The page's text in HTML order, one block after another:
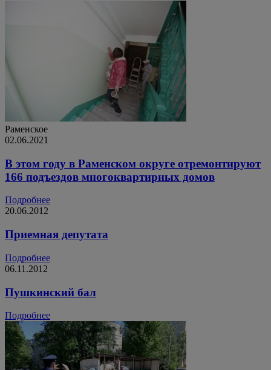
Раменское
02.06.2021
В этом году в Раменском округе отремонтируют
166 подъездов многоквартирных домов
Подробнее
20.06.2012
Приемная депутата
Подробнее
06.11.2012
Пушкинский бал
Подробнее